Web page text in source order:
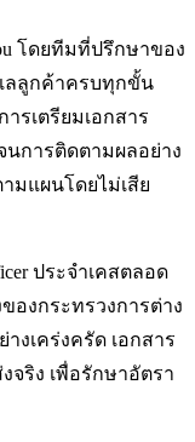
โดยทีมที่ปรึกษาของ
ลลูกค้าครบทุกขั้น
รเตรียมเอกสาร
นการติดตามผลอย่าง
มแผนโดยไม่เสีย
ประจำเคสตลอด
องกระทรวงการต่าง
งเคร่งครัด เอกสาร
จริง เพื่อรักษาอัตรา